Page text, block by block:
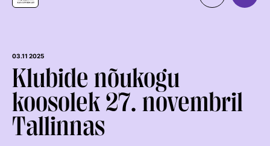
Väärtused Ja Visioon
Juhatus
Juhatuse Ja Üldkogu Protokollid
Uudised
Ratsaspordialad
TAKISTUSSÕIT
Regulatsioonid
Tule ratsutama
03.11 2025
Klubide nõukogu
koosolek 27. novembril
Tallinnas